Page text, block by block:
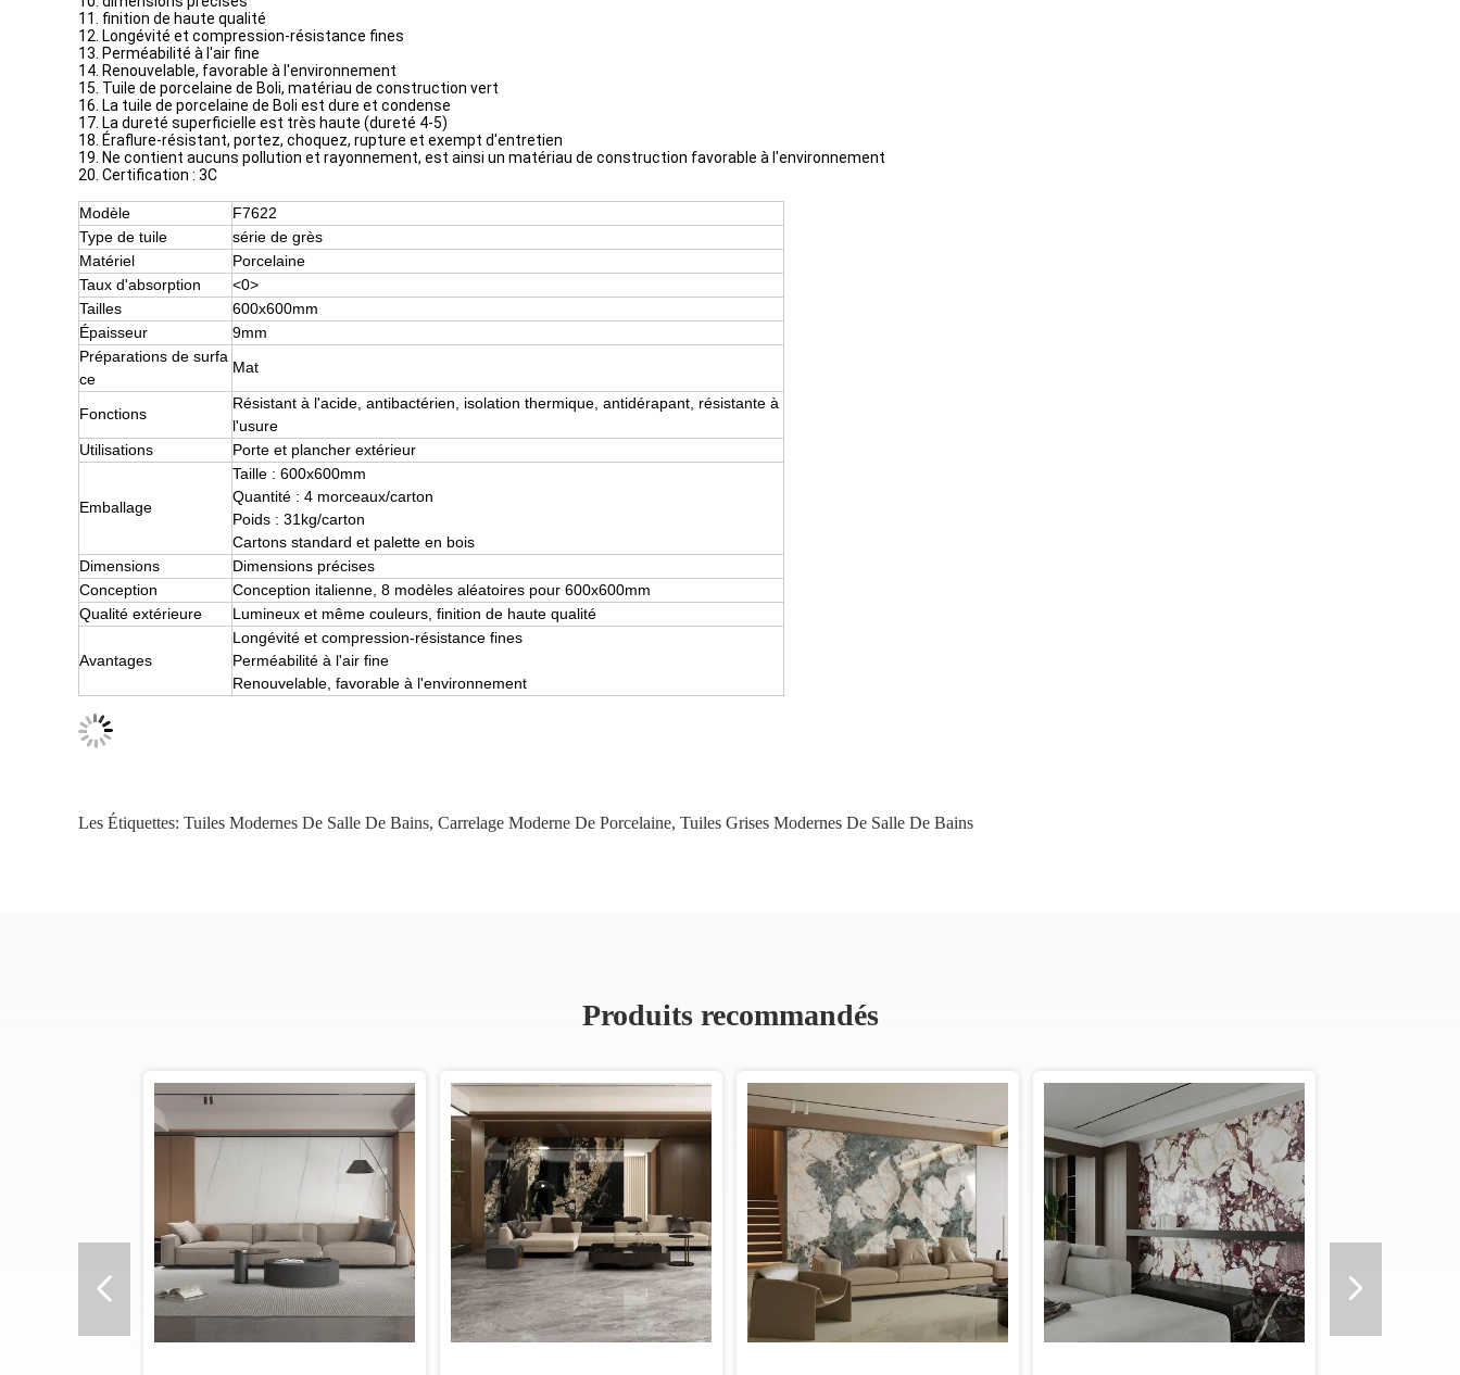
11. finition de haute qualité
12. Longévité et compression-résistance fines
13. Perméabilité à l'air fine
14. Renouvelable, favorable à l'environnement
15. Tuile de porcelaine de Boli, matériau de construction vert
16. La tuile de porcelaine de Boli est dure et condense
17. La dureté superficielle est très haute (dureté 4-5)
18. Éraflure-résistant, portez, choquez, rupture et exempt d'entretien
19. Ne contient aucuns pollution et rayonnement, est ainsi un matériau de construction favorable à l'environnement
20. Certification : 3C
Modèle
F7622
Type de tuile
série de grès
Matériel
Porcelaine
Taux d'absorption
<0>
Tailles
600x600mm
Épaisseur
9mm
Préparations de surfa
ce
Mat
Fonctions
Résistant à l'acide, antibactérien, isolation thermique, antidérapant, résistante à
l'usure
Utilisations
Porte et plancher extérieur
Emballage
Taille : 600x600mm
Quantité : 4 morceaux/carton
Poids : 31kg/carton
Cartons standard et palette en bois
Dimensions
Dimensions précises
Conception
Conception italienne, 8 modèles aléatoires pour 600x600mm
Qualité extérieure
Lumineux et même couleurs, finition de haute qualité
Avantages
Longévité et compression-résistance fines
Perméabilité à l'air fine
Renouvelable, favorable à l'environnement
Les Étiquettes: Tuiles Modernes De Salle De Bains, Carrelage Moderne De Porcelaine, Tuiles Grises Modernes De Salle De Bains
Produits recommandés